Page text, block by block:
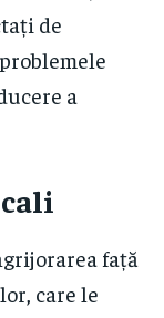
de
a
față
care le